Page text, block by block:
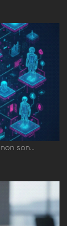
son...